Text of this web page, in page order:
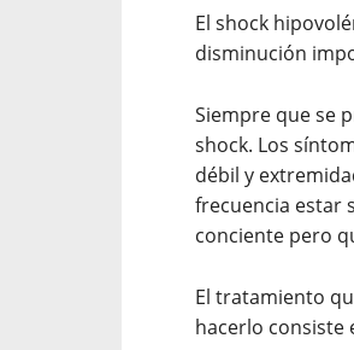
El shock
disminución
Siempre que se
shock. Los
débil y
frecuencia estar
conciente pero
El tratamiento
hacerlo consiste